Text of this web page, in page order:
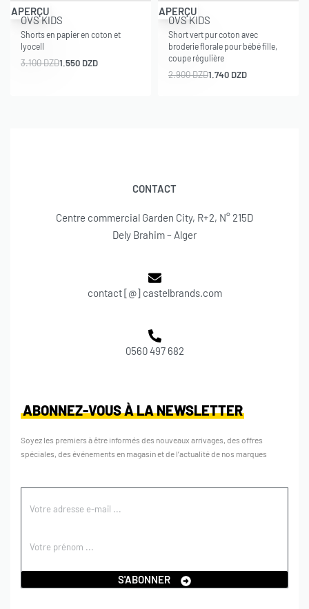
-50% OFF
APERÇU
OVS KIDS
Shorts en papier en coton et
lyocell
3.100DZD1.550 DZD
-40% OFF
APERÇU
OVS KIDS
Short vert pur coton avec
broderie florale pour bébé fille,
coupe régulière
2.900DZD1.740 DZD
CONTACT
Centre commercial Garden City, R+2, N° 215D
Dely Brahim – Alger
contact [@] castelbrands.com
0560 497 682
ABONNEZ-VOUS À LA NEWSLETTER
Soyez les premiers à être informés des nouveaux arrivages, des offres
spéciales, des événements en magasin et de l’actualité de nos marques
S'ABONNER